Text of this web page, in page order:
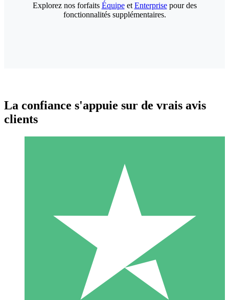
Packs de Crédits Individuels
Payez à l'utilisation avec des crédits de téléchargement. Sans
1 Téléchargement
10 00
Explorez nos forfaits Équipeet Enterprisepour des
fonctionnalités supplémentaires.
La confiance s'appuie sur de vrais avis
clients